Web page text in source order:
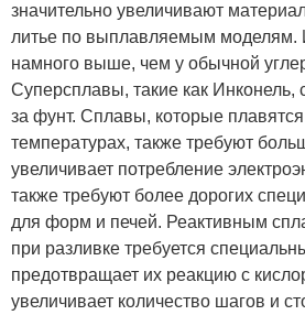
значительно увеличивают
литье по выплавляемым моделям.
намного выше, чем у обычной
Суперсплавы, такие как Инконель,
за фунт. Сплавы, которые
температурах, также требуют
увеличивает потребление
также требуют более дорогих
для форм и печей. Реактивным
при разливке требуется
предотвращает их реакцию с
увеличивает количество шагов и